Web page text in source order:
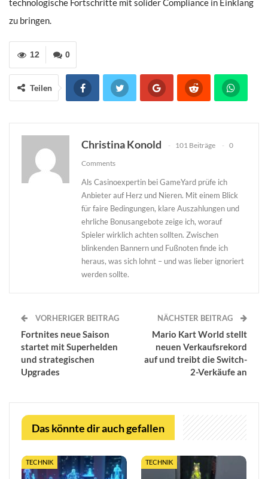
technologische Fortschritte mit solider Compliance in Einklang
zu bringen.
0
12
Teilen
Christina Konold 101 Beiträge
0
Comments
Als Casinoexpertin bei GameYard prüfe ich
Anbieter auf Herz und Nieren. Mit einem Blick
für faire Bedingungen, klare Auszahlungen und
ehrliche Bonusangebote zeige ich, worauf
Spieler wirklich achten sollten. Zwischen
blinkenden Bannern und Fußnoten finde ich
heraus, was sich lohnt – und was lieber ignoriert
werden sollte.
VORHERIGER BEITRAG
Fortnites neue Saison
startet mit Superhelden
und strategischen
Upgrades
NÄCHSTER BEITRAG
Mario Kart World stellt
neuen Verkaufsrekord
auf und treibt die Switch-
2-Verkäufe an
Das könnte dir auch gefallen
TECHNIK TECHNIK